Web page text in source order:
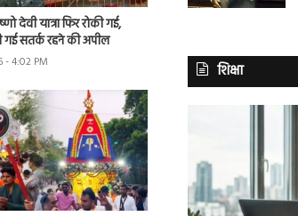
देवी यात्रा फिर रोकी गई,
गई सतर्क रहने की अपील
- 4:02 PM शिक्षा